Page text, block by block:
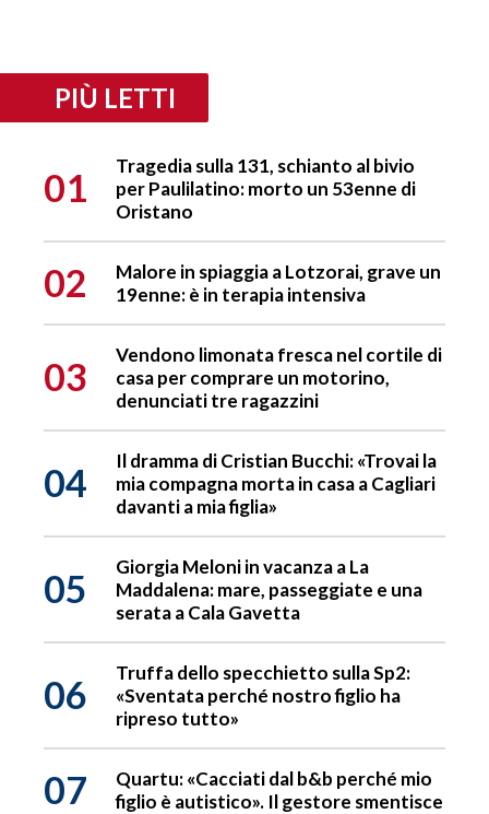
PIÙ LETTI
01
Tragedia sulla 131, schianto al bivio
per Paulilatino: morto un 53enne di
Oristano
02
Malore in spiaggia a Lotzorai, grave un
19enne: è in terapia intensiva
03
Vendono limonata fresca nel cortile di
casa per comprare un motorino,
denunciati tre ragazzini
04
Il dramma di Cristian Bucchi: «Trovai la
mia compagna morta in casa a Cagliari
davanti a mia figlia»
05
Giorgia Meloni in vacanza a La
Maddalena: mare, passeggiate e una
serata a Cala Gavetta
06
Truffa dello specchietto sulla Sp2:
«Sventata perché nostro figlio ha
ripreso tutto»
07
Quartu: «Cacciati dal b&b perché mio
figlio è autistico». Il gestore smentisce